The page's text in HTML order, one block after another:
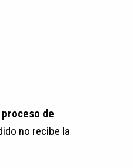
de
no recibe la